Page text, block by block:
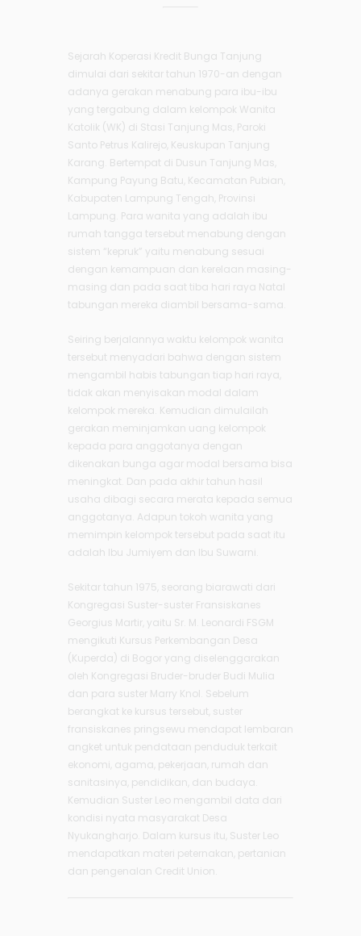
Sejarah Koperasi Kredit Bunga Tanjung
dimulai dari sekitar tahun 1970-an dengan
adanya gerakan menabung para ibu-ibu
yang tergabung dalam kelompok Wanita
Katolik (WK) di Stasi Tanjung Mas, Paroki
Santo Petrus Kalirejo, Keuskupan Tanjung
Karang. Bertempat di Dusun Tanjung Mas,
Kampung Payung Batu, Kecamatan Pubian,
Kabupaten Lampung Tengah, Provinsi
Lampung. Para wanita yang adalah ibu
rumah tangga tersebut menabung dengan
sistem “kepruk” yaitu menabung sesuai
dengan kemampuan dan kerelaan masing-
masing dan pada saat tiba hari raya Natal
tabungan mereka diambil bersama-sama.
Seiring berjalannya waktu kelompok wanita
tersebut menyadari bahwa dengan sistem
mengambil habis tabungan tiap hari raya,
tidak akan menyisakan modal dalam
kelompok mereka. Kemudian dimulailah
gerakan meminjamkan uang kelompok
kepada para anggotanya dengan
dikenakan bunga agar modal bersama bisa
meningkat. Dan pada akhir tahun hasil
usaha dibagi secara merata kepada semua
anggotanya. Adapun tokoh wanita yang
memimpin kelompok tersebut pada saat itu
adalah Ibu Jumiyem dan Ibu Suwarni.
Sekitar tahun 1975, seorang biarawati dari
Kongregasi Suster-suster Fransiskanes
Georgius Martir, yaitu Sr. M. Leonardi FSGM
mengikuti Kursus Perkembangan Desa
(Kuperda) di Bogor yang diselenggarakan
oleh Kongregasi Bruder-bruder Budi Mulia
dan para suster Marry Knol. Sebelum
berangkat ke kursus tersebut, suster
fransiskanes pringsewu mendapat lembaran
angket untuk pendataan penduduk terkait
ekonomi, agama, pekerjaan, rumah dan
sanitasinya, pendidikan, dan budaya.
Kemudian Suster Leo mengambil data dari
kondisi nyata masyarakat Desa
Nyukangharjo. Dalam kursus itu, Suster Leo
mendapatkan materi peternakan, pertanian
dan pengenalan Credit Union.